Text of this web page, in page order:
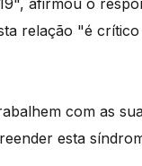
relação "é crítico
com as
esta